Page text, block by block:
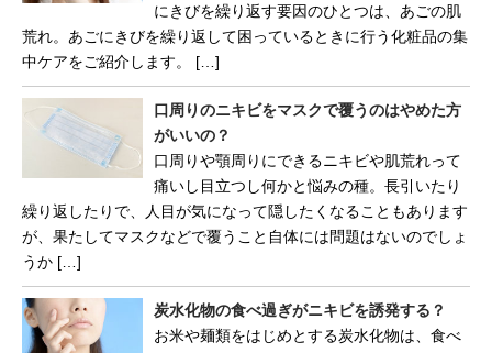
にきびを繰り返す要因のひとつは、あごの肌
荒れ。あごにきびを繰り返して困っているときに行う化粧品の集
中ケアをご紹介します。 […]
口周りのニキビをマスクで覆うのはやめた方
がいいの？
口周りや顎周りにできるニキビや肌荒れって
痛いし目立つし何かと悩みの種。長引いたり
繰り返したりで、人目が気になって隠したくなることもあります
が、果たしてマスクなどで覆うこと自体には問題はないのでしょ
うか […]
炭水化物の食べ過ぎがニキビを誘発する？
お米や麺類をはじめとする炭水化物は、食べ